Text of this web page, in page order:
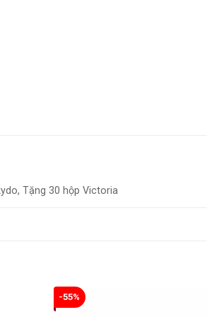
Tặng 30 hộp Victoria
-55%